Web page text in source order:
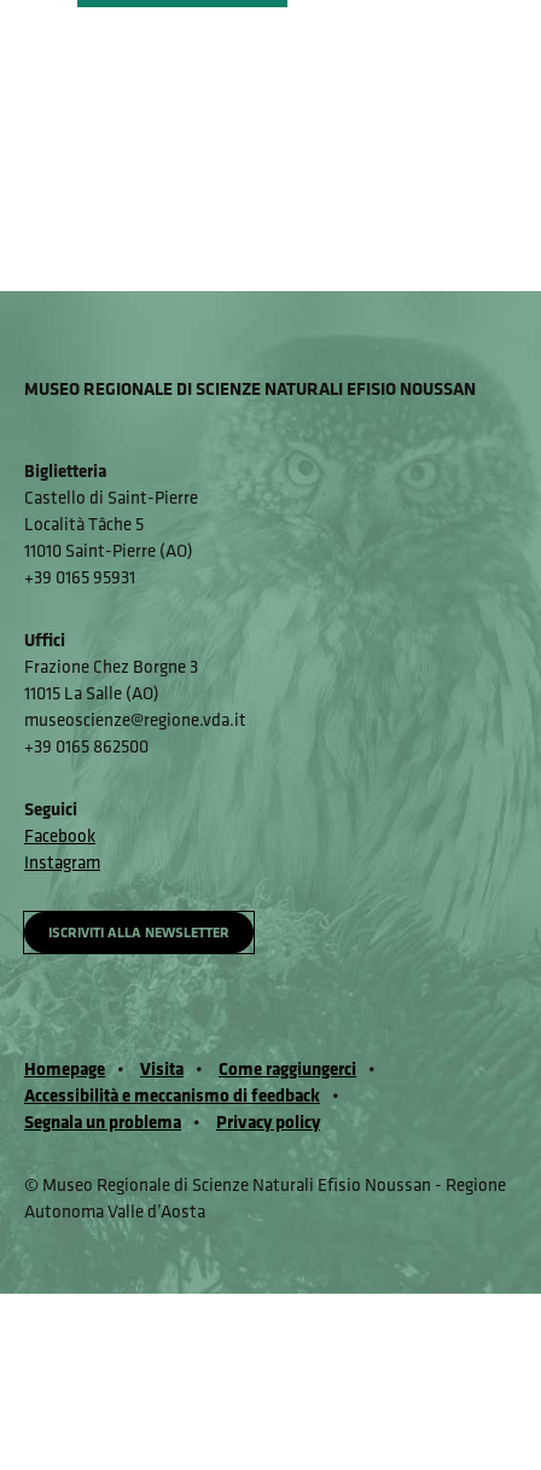
MUSEO REGIONALE DI SCIENZE NATURALI EFISIO NOUSSAN
Biglietteria
Castello di Saint-Pierre
Località Tâche 5
11010 Saint-Pierre (AO)
+39 0165 95931
Uffici
Frazione Chez Borgne 3
11015 La Salle (AO)
museoscienze@regione.vda.it
+39 0165 862500
Seguici
Facebook
Instagram
ISCRIVITI ALLA NEWSLETTER
Homepage Visita
Come raggiungerci
Accessibilità e meccanismo di feedback
Segnala un problema
Privacy policy
© Museo Regionale di Scienze Naturali Eﬁsio Noussan - Regione
Autonoma Valle d’Aosta